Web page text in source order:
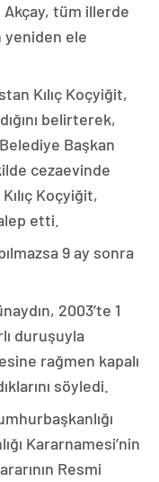
tüm illerde
yeniden ele
Kılıç Koçyiğit,
belirterek,
Başkan
cezaevinde
Koçyiğit,
etti.
9 ay sonra
2003’te 1
duruşuyla
rağmen kapalı
söyledi.
Kararnamesi’nin
Resmi